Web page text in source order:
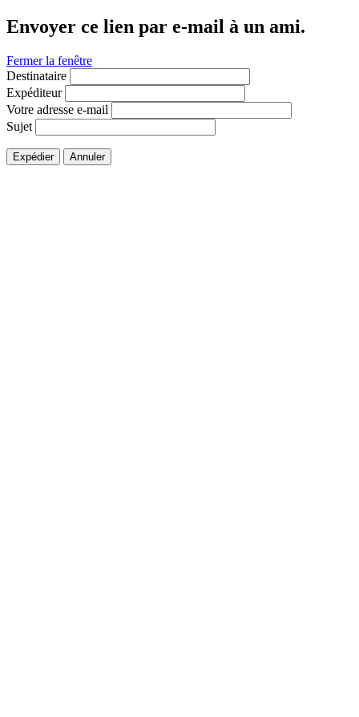
Envoyer ce lien par e-mail à un ami.
Fermer la fenêtre
Destinataire
Expéditeur
Votre adresse e-mail
Sujet
Expédier Annuler